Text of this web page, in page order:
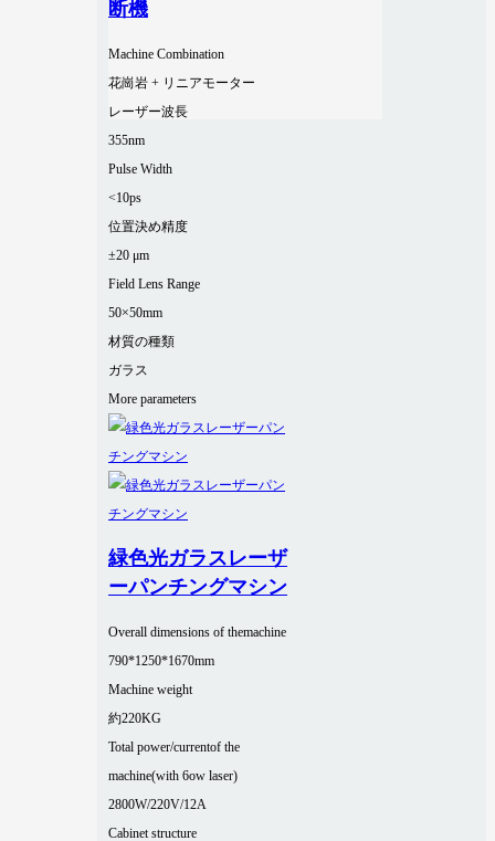
断機
Machine Combination
花崗岩 + リニアモーター
レーザー波長
355nm
Pulse Width
<10ps
位置決め精度
±20 μm
Field Lens Range
50×50mm
材質の種類
ガラス
More parameters
緑色光ガラスレーザ
ーパンチングマシン
Overall dimensions of themachine
790*1250*1670mm
Machine weight
約220KG
Total power/currentof the
machine(with 6ow laser)
2800W/220V/12A
Cabinet structure